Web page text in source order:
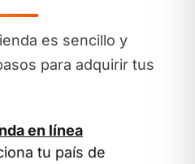
es sencillo y
para adquirir tus
en línea
tu país de